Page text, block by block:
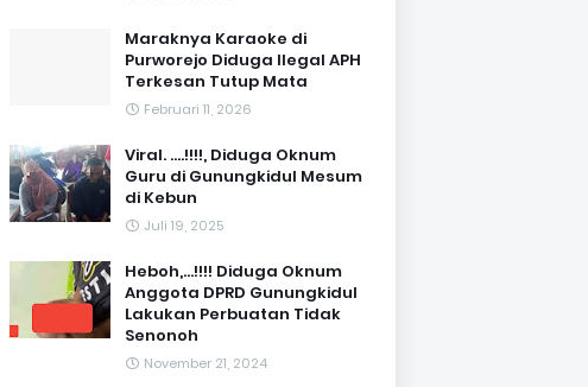
Maraknya Karaoke di
Purworejo Diduga Ilegal APH
Terkesan Tutup Mata
Februari 11, 2026
Viral. ....!!!!, Diduga Oknum
Guru di Gunungkidul Mesum
di Kebun
Juli 19, 2025
Heboh,...!!!! Diduga Oknum
Anggota DPRD Gunungkidul
Lakukan Perbuatan Tidak
Senonoh
November 21, 2024